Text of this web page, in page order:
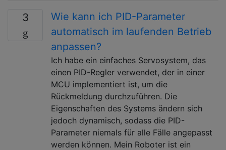
3
Wie kann ich PID-Parameter
automatisch im laufenden Betrieb
anpassen?
Ich habe ein einfaches Servosystem, das
einen PID-Regler verwendet, der in einer
MCU implementiert ist, um die
Rückmeldung durchzuführen. Die
Eigenschaften des Systems ändern sich
jedoch dynamisch, sodass die PID-
Parameter niemals für alle Fälle angepasst
werden können. Mein Roboter ist ein